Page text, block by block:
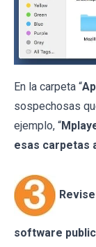
En la carpeta “
sospechosas
ejemplo, “
esas carpetas
software